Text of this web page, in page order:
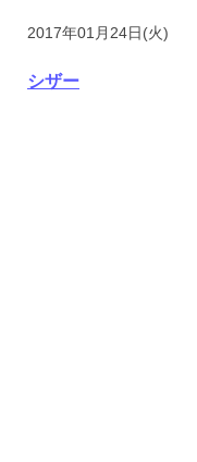
2017年01月24日(火)
シザー